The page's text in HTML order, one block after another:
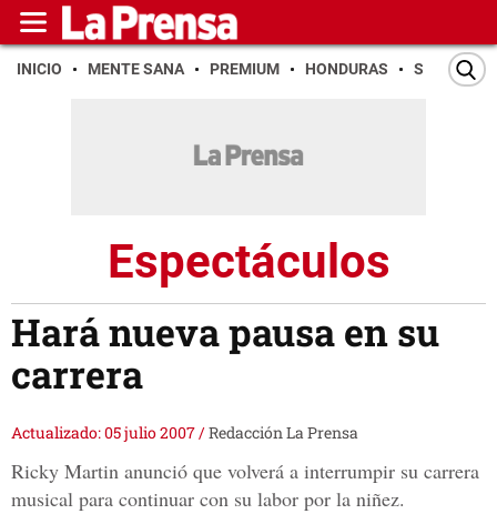
INICIO MENTE SANA PREMIUM HONDURAS SAN PEDRO
Espectáculos
Hará nueva pausa en su
carrera
Actualizado: 05 julio 2007/Redacción La Prensa
Ricky Martin anunció que volverá a interrumpir su carrera
musical para continuar con su labor por la niñez.